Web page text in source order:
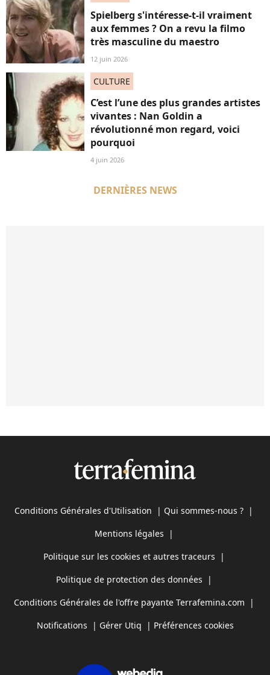
Spielberg s'intéresse-t-il vraiment
aux femmes ? On a revu la filmo
très masculine du maestro
12 juin 2026
CULTURE
C’est l’une des plus grandes artistes
vivantes : Nan Goldin a
révolutionné mon regard, voici
pourquoi
4 juin 2026
DERNIÈRES NEWS
Conditions Générales d'Utilisation | Qui sommes-nous ? |
Mentions légales |
Politique sur les cookies et autres traceurs |
Politique de protection des données |
Conditions Générales de l'offre payante Terrafemina.com |
Notifications | Gérer Utiq | Préférences cookies